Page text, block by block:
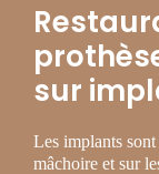
sur
Les implants sont
mâchoire et sur